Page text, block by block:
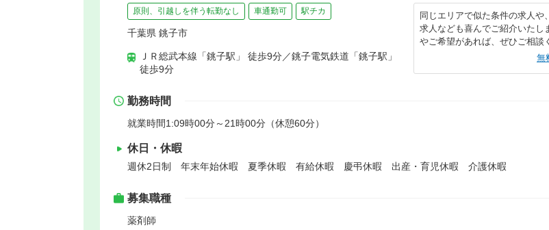
原則、引越しを伴う転勤なし 車通勤可 駅チカ
千葉県 銚子市
ＪＲ総武本線「銚子駅」 徒歩9分／銚子電気鉄道「銚子駅」
徒歩9分
同じエリアで似た条件の求人や
求人なども喜んでご紹介いたし
やご希望があれば、ぜひご相談
無
勤務時間
就業時間1:09時00分～21時00分（休憩60分）
休日・休暇
週休2日制 年末年始休暇 夏季休暇 有給休暇 慶弔休暇 出産・育児休暇 介護休暇
募集職種
薬剤師